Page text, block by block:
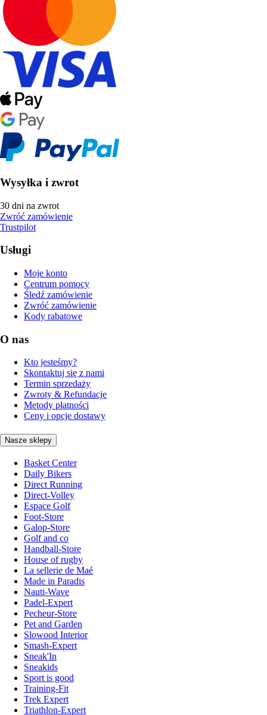
Wysyłka i zwrot
30 dni na zwrot
Zwróć zamówienie
Trustpilot
Usługi
Moje konto
Centrum pomocy
Śledź zamówienie
Zwróć zamówienie
Kody rabatowe
O nas
Kto jesteśmy?
Skontaktuj się z nami
Termin sprzedaży
Zwroty & Refundacje
Metody płatności
Ceny i opcje dostawy
Nasze sklepy
Basket Center
Daily Bikers
Direct Running
Direct-Volley
Espace Golf
Foot-Store
Galop-Store
Golf and co
Handball-Store
House of rugby
La sellerie de Maé
Made in Paradis
Nauti-Wave
Padel-Expert
Pecheur-Store
Pet and Garden
Slowood Interior
Smash-Expert
Sneak'In
Sneakids
Sport is good
Training-Fit
Trek Expert
Triathlon-Expert